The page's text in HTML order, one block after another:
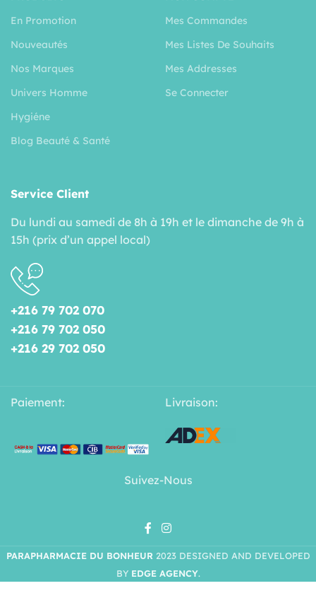
En Promotion
Nouveautés
Nos Marques
Univers Homme
Hygiéne
Blog Beauté & Santé
Mes Commandes
Mes Listes De Souhaits
Mes Addresses
Se Connecter
Service Client
Du lundi au samedi de 8h à 19h et le dimanche de 9h à
15h (prix d’un appel local)
+216 79 702 070
+216 79 702 050
+216 29 702 050
Paiement: Livraison:
Suivez-Nous
PARAPHARMACIE DU BONHEUR 2023 DESIGNED AND DEVELOPED
BY EDGE AGENCY.